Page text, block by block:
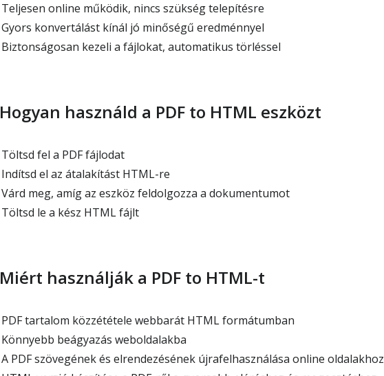
Teljesen online működik, nincs szükség telepítésre
Gyors konvertálást kínál jó minőségű eredménnyel
Biztonságosan kezeli a fájlokat, automatikus törléssel
Hogyan használd a PDF to HTML eszközt
Töltsd fel a PDF fájlodat
Indítsd el az átalakítást HTML-re
Várd meg, amíg az eszköz feldolgozza a dokumentumot
Töltsd le a kész HTML fájlt
Miért használják a PDF to HTML-t
PDF tartalom közzététele webbarát HTML formátumban
Könnyebb beágyazás weboldalakba
A PDF szövegének és elrendezésének újrafelhasználása online oldalakhoz